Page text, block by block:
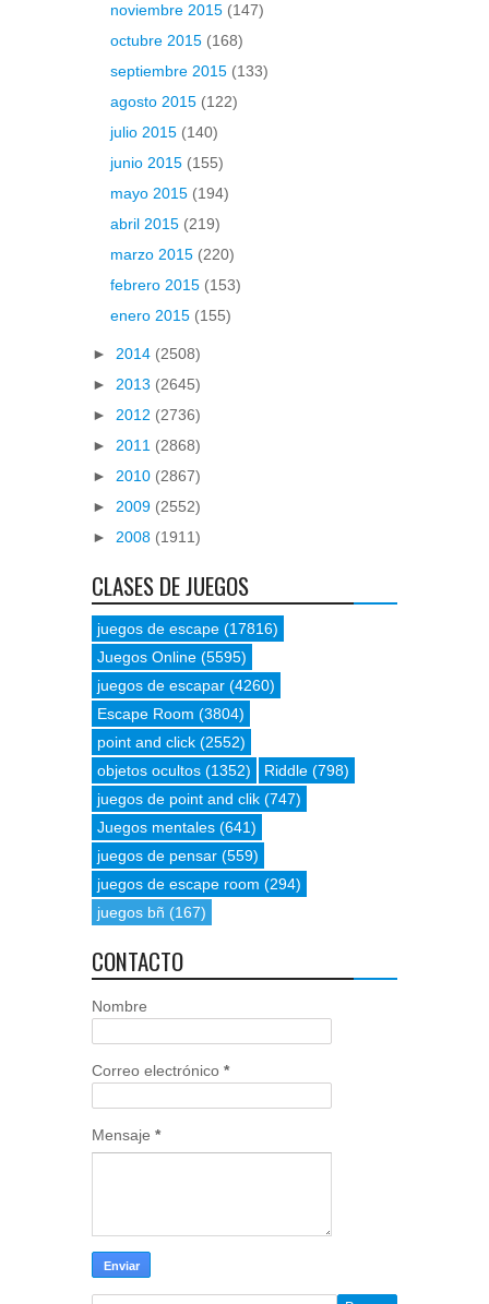
noviembre 2015 (147)
octubre 2015 (168)
septiembre 2015 (133)
agosto 2015 (122)
julio 2015 (140)
junio 2015 (155)
mayo 2015 (194)
abril 2015 (219)
marzo 2015 (220)
febrero 2015 (153)
enero 2015 (155)
► 2014 (2508)
► 2013 (2645)
► 2012 (2736)
► 2011 (2868)
► 2010 (2867)
► 2009 (2552)
► 2008 (1911)
CLASES DE JUEGOS
juegos de escape (17816)
Juegos Online (5595)
juegos de escapar (4260)
Escape Room (3804)
point and click (2552)
objetos ocultos (1352) Riddle (798)
juegos de point and clik (747)
Juegos mentales (641)
juegos de pensar (559)
juegos de escape room (294)
juegos bñ (167)
CONTACTO
Nombre
Correo electrónico *
Mensaje *